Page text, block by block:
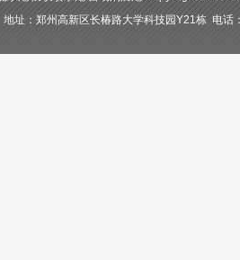
地址：郑州高新区长椿路大学科技园Y21栋 电